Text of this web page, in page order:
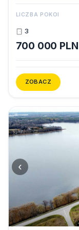
LICZBA POKOI
3
700 000 PLN
ZOBACZ
‹